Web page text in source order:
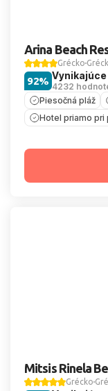
Arina Beach
Grécko
Vynikajúce
4232
92%
Piesočná pláž
Hotel priamo pri
Mitsis Rinela
Grécko